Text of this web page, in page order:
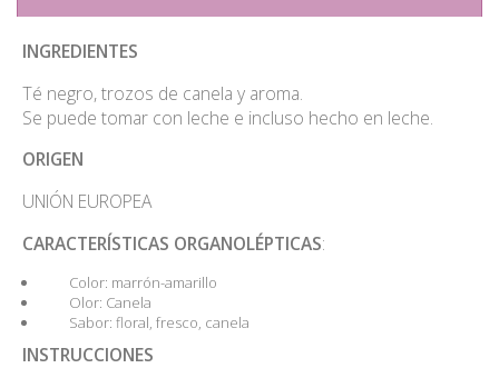
INGREDIENTES
Té negro, trozos de canela y aroma.
Se puede tomar con leche e incluso hecho en leche.
ORIGEN
UNIÓN EUROPEA
CARACTERÍSTICAS ORGANOLÉPTICAS:
Color: marrón-amarillo
Olor: Canela
Sabor: floral, fresco, canela
INSTRUCCIONES